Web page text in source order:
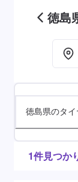
徳島
目)
徳島県のタ
1件見つか